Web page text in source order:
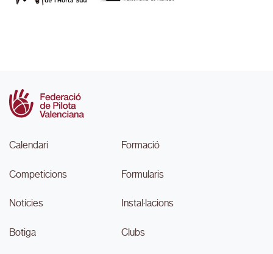
Calendari
Competicions
Notícies
Botiga
Formació
Formularis
Instal·lacions
Clubs